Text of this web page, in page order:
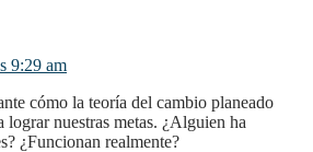
9:29 am
lograr nuestras metas. ¿Alguien ha
¿Funcionan realmente?